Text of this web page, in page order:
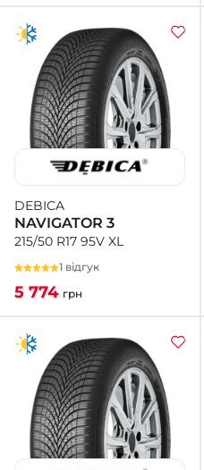
DEBICA
NAVIGATOR 3
215/50 R17 95V XL
1 відгук
5 774 грн